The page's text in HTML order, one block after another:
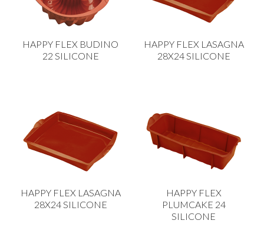
BAGNO
BILANCE
CAFFETTERIA E RICAMBI
CALICI E BICCHIERI
CAMPEGGIO E GIARDINO
CARTA
HAPPY FLEX BUDINO
22 SILICONE
HAPPY FLEX LASAGNA
28X24 SILICONE
HAPPY FLEX LASAGNA
28X24 SILICONE
HAPPY FLEX
PLUMCAKE 24
SILICONE